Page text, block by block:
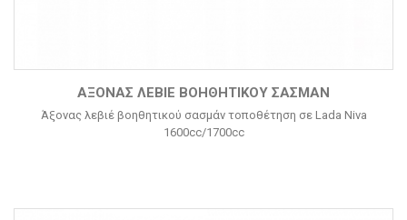
ΆΞΟΝΑΣ ΛΕΒΙΈ ΒΟΗΘΗΤΙΚΟΎ ΣΑΣΜΆΝ
Άξονας λεβιέ βοηθητικού σασμάν τοποθέτηση σε Lada Niva
1600cc/1700cc